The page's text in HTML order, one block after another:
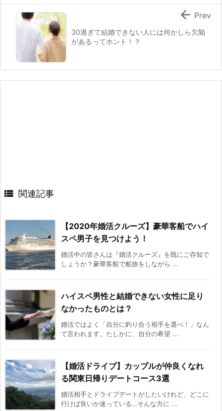
30過ぎて結婚できない人には何かしら欠陥
があるってホント！？
 Prev
 関連記事
【2020年婚活クルーズ】豪華客船でハイ
スペ男子を見つけよう！
婚活中の皆さんは『婚活クルーズ』を既にご存知で
しょうか？豪華客船で船旅をしながら ...
ハイスペ男性と結婚できない女性に足り
なかったものとは？
婚活ではよく「自分に釣り合う相手を選べ！」なん
て言われます。たしかに、自分の希望 ...
【婚活ドライブ】カップルが仲良くなれ
る関東日帰りデートコース3選
婚活相手とドライブデートがしたいけれど、どこに
行けば良いか迷っている…そんな方に ...